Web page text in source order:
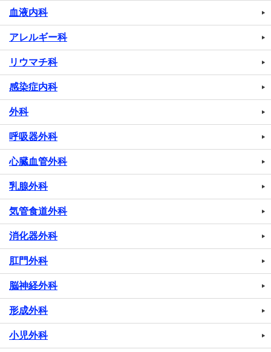
血液内科
アレルギー科
リウマチ科
感染症内科
外科
呼吸器外科
心臓血管外科
乳腺外科
気管食道外科
消化器外科
肛門外科
脳神経外科
形成外科
小児外科